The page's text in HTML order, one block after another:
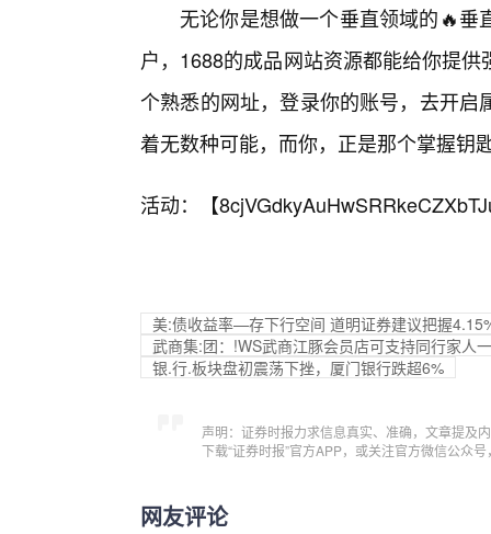
无论你是想做一个垂直领域的🔥
户，1688的成品网站资源都能给你提
个熟悉的网址，登录你的账号，去开
着无数种可能，而你，正是那个掌握钥
活动：【
美:债收益率—存下行空间 道明证券建议把握
武商集:团：!WS武商江豚会员店可支持同行家人
银.行.板块盘初震荡下挫，厦门银行跌超6%
声明：证券时报力求信息真实、准确，文章提及
下载“证券时报”官方APP，或关注官方微信公众
网友评论